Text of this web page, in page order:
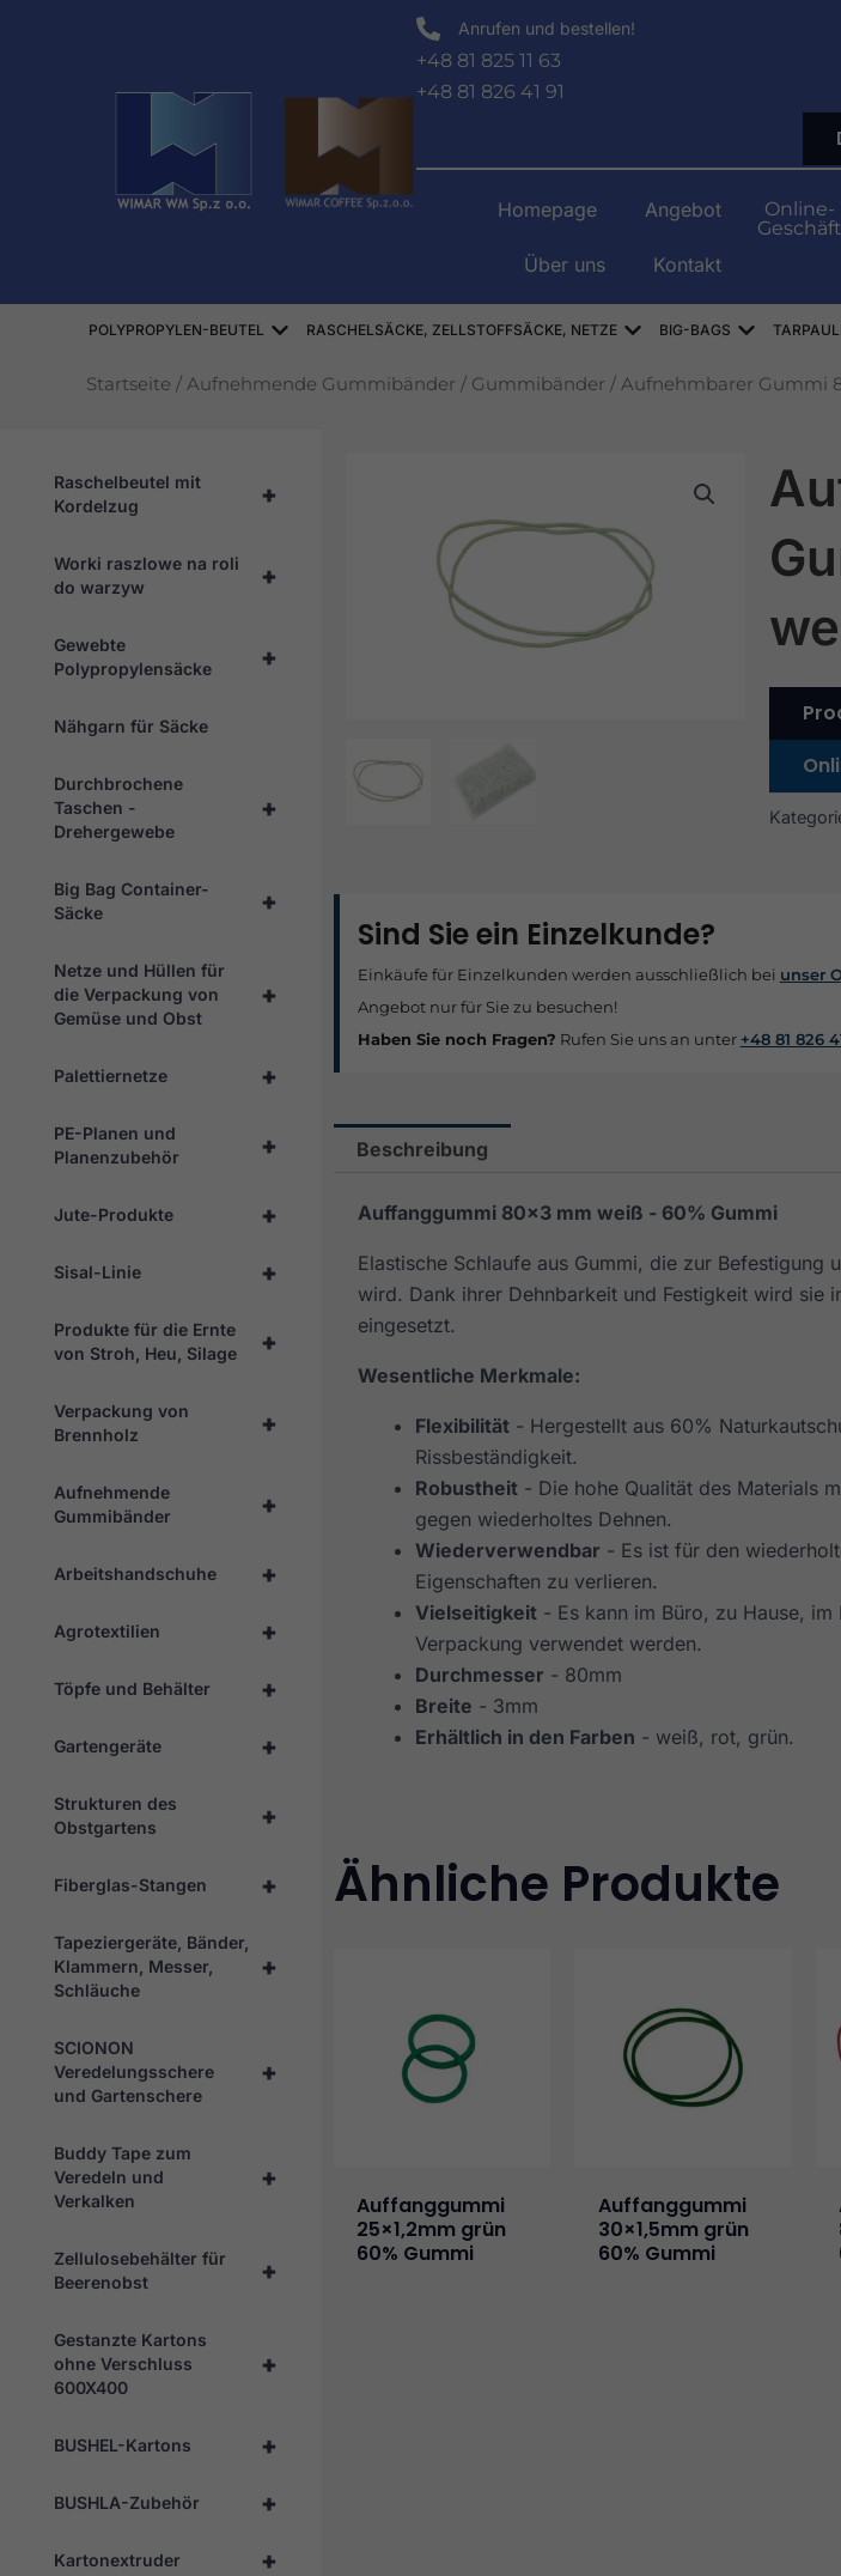
Anrufen und bestellen!
+48 81 825 11 63
+48 81 826 41 91
Homepage Angebot
Über uns Kontakt
Online-
Geschäft
POLYPROPYLEN-BEUTEL Offen WORKI POLIPROPYLENOWE
RASCHELSÄCKE, ZELLSTOFFSÄCKE, NETZE Offen WORKI
BIG-BAGS Offen
Startseite / Aufnehmende Gummibänder / Gummibänder / Aufnehmbarer Gummi
+
Raschelbeutel mit
Kordelzug
+
Worki raszlowe na roli
do warzyw
+
Gewebte
Polypropylensäcke
Nähgarn für Säcke
+
Durchbrochene
Taschen -
Drehergewebe
+
Big Bag Container-
Säcke
+
Netze und Hüllen für
die Verpackung von
Gemüse und Obst
+
Palettiernetze
+
PE-Planen und
Planenzubehör
+
Jute-Produkte
+
Sisal-Linie
+
Produkte für die Ernte
von Stroh, Heu, Silage
+
Verpackung von
Brennholz
+
Aufnehmende
Gummibänder
+
Arbeitshandschuhe
+
Agrotextilien
+
Töpfe und Behälter
+
Gartengeräte
+
Strukturen des
Obstgartens
+
Fiberglas-Stangen
+
Tapeziergeräte, Bänder,
Klammern, Messer,
Schläuche
+
SCIONON
Veredelungsschere
und Gartenschere
+
Buddy Tape zum
Veredeln und
Verkalken
+
Zellulosebehälter für
Beerenobst
+
Gestanzte Kartons
ohne Verschluss
600X400
+
BUSHEL-Kartons
+
BUSHLA-Zubehör
+
Kartonextruder
Sind Sie ein Einzelkunde?
Einkäufe für Einzelkunden werden ausschließlich bei unser
Angebot nur für Sie zu besuchen!
Haben Sie noch Fragen? Rufen Sie uns an unter +48 81 826
Beschreibung
Auffanggummi 80×3 mm weiß - 60% Gummi
Elastische Schlaufe aus Gummi, die zur Befestigung
wird. Dank ihrer Dehnbarkeit und Festigkeit wird sie
eingesetzt.
Wesentliche Merkmale:
Flexibilität- Hergestellt aus 60%
Rissbeständigkeit.
Robustheit- Die hohe Qualität des Materials
gegen wiederholtes Dehnen.
Wiederverwendbar - Es ist für den
Eigenschaften zu verlieren.
Vielseitigkeit- Es kann im Büro, zu Hause,
Verpackung verwendet werden.
Durchmesser - 80mm
Breite - 3mm
Erhältlich in den Farben - weiß, rot, grün.
Ähnliche Produkte
Auffanggummi
25×1,2mm grün
60% Gummi
Auffanggummi
30×1,5mm grün
60% Gummi